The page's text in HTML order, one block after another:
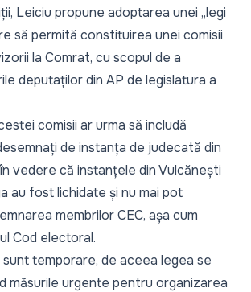
Leiciu propune adoptarea unei „legi
să permită constituirea unei comisii
la Comrat, cu scopul de a
deputaților din AP de legislatura a
comisii ar urma să includă
de instanța de judecată din
vedere că instanțele din Vulcănești
au fost lichidate și nu mai pot
membrilor CEC, așa cum
Cod electoral.
sunt temporare, de aceea legea se
măsurile urgente pentru organizarea